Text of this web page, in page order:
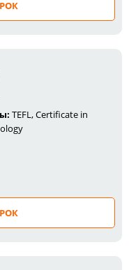
TEFL, Certificate in